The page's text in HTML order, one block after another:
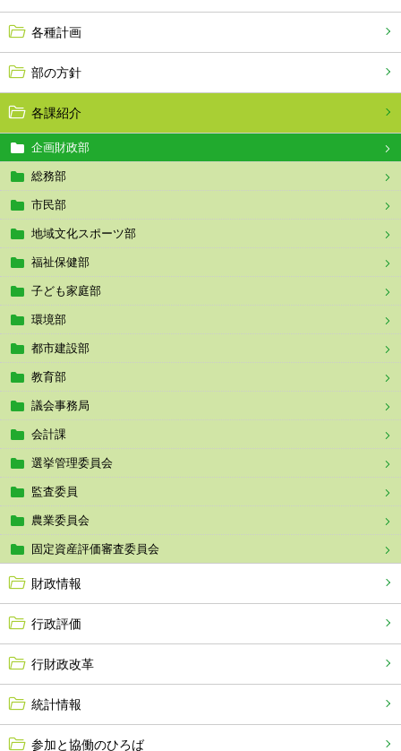
各種計画
部の方針
各課紹介
企画財政部
総務部
市民部
地域文化スポーツ部
福祉保健部
子ども家庭部
環境部
都市建設部
教育部
議会事務局
会計課
選挙管理委員会
監査委員
農業委員会
固定資産評価審査委員会
財政情報
行政評価
行財政改革
統計情報
参加と協働のひろば